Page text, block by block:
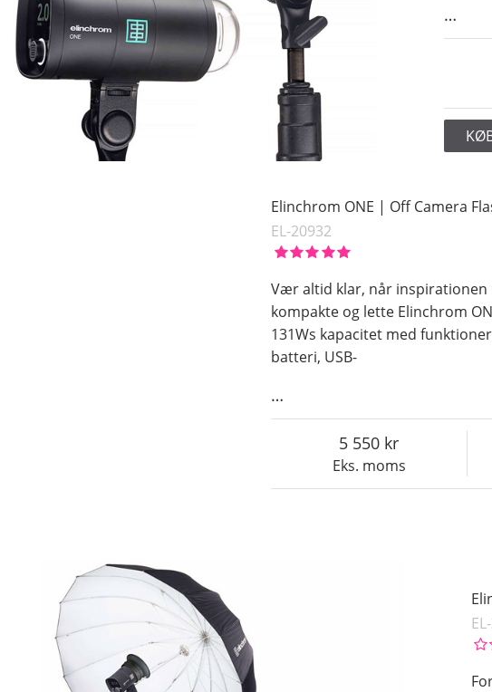
…
Elinchrom ONE | Off Camera
EL-20932
Vær altid klar, når
kompakte og lette Elinchrom
131Ws kapacitet med
batteri, USB-
…
Eks. moms
5 550